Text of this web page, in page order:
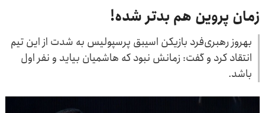
زمان پروین هم بدتر شده!
بهروز رهبری‌فرد بازیکن اسیبق پرسپولیس به شدت از این تیم
انتقاد کرد و گفت: زمانش نبود که هاشمیان بیاید و نفر اول
باشد.